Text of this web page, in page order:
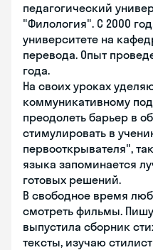
педагогический
"Филология". С 2000
университете на
перевода. Опыт
года.
На своих уроках
коммуникативному
преодолеть барьер в
стимулировать в
первооткрывателя",
языка запоминается
готовых решений.
В свободное время
смотреть фильмы. Пишу
выпустила сборник
тексты, изучаю